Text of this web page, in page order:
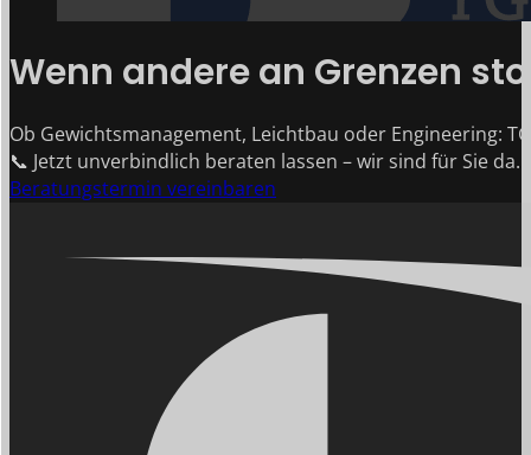
Wenn andere an Grenzen
Ob Gewichtsmanagement, Leichtbau oder Engineering:
📞 Jetzt unverbindlich beraten lassen – wir sind für Sie da.
Beratungstermin vereinbaren